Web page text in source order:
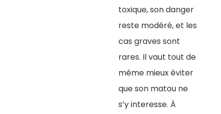
toxique, son danger
reste modéré, et les
cas graves sont
rares. Il vaut tout de
même mieux éviter
que son matou ne
s’y interesse. À